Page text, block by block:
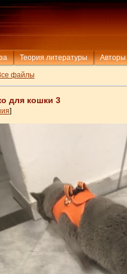
Теория литературы Авторы
файлы
для кошки 3
]